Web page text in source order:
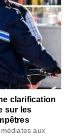
clarification
sur les
aux